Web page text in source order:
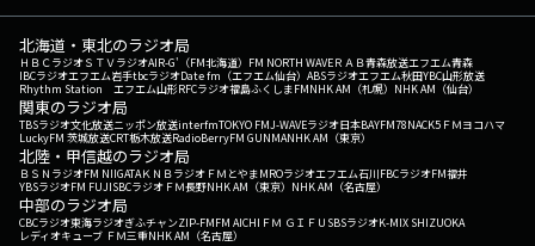
北海道・東北のラジオ局
ＨＢＣラジオＳＴＶラジオAIR-G'（FM北海道） FM NORTH WAVEＲＡＢ青森放送エフエム青森
IBCラジオエフエム岩手tbcラジオDate fm（エフエム仙台） ABSラジオエフエム秋田YBC山形放送
Rhythm Station エフエム山形RFCラジオ福島ふくしまFMNHK AM（札幌） NHK AM（仙台）
関東のラジオ局
TBSラジオ文化放送ニッポン放送interfmTOKYO FMJ-WAVEラジオ日本BAYFM78NACK5 ＦＭヨコハマ
LuckyFM 茨城放送CRT栃木放送RadioBerryFM GUNMANHK AM（東京）
北陸・甲信越のラジオ局
ＢＳＮラジオFM NIIGATAＫＮＢラジオ ＦＭとやまMROラジオエフエム石川FBCラジオFM福井
YBSラジオFM FUJISBCラジオ ＦＭ長野NHK AM（東京） NHK AM（名古屋）
中部のラジオ局
CBCラジオ東海ラジオぎふチャンZIP-FMFM AICHI ＦＭ ＧＩＦＵ SBSラジオK-MIX SHIZUOKA
レディオキューブ ＦＭ三重NHK AM（名古屋）